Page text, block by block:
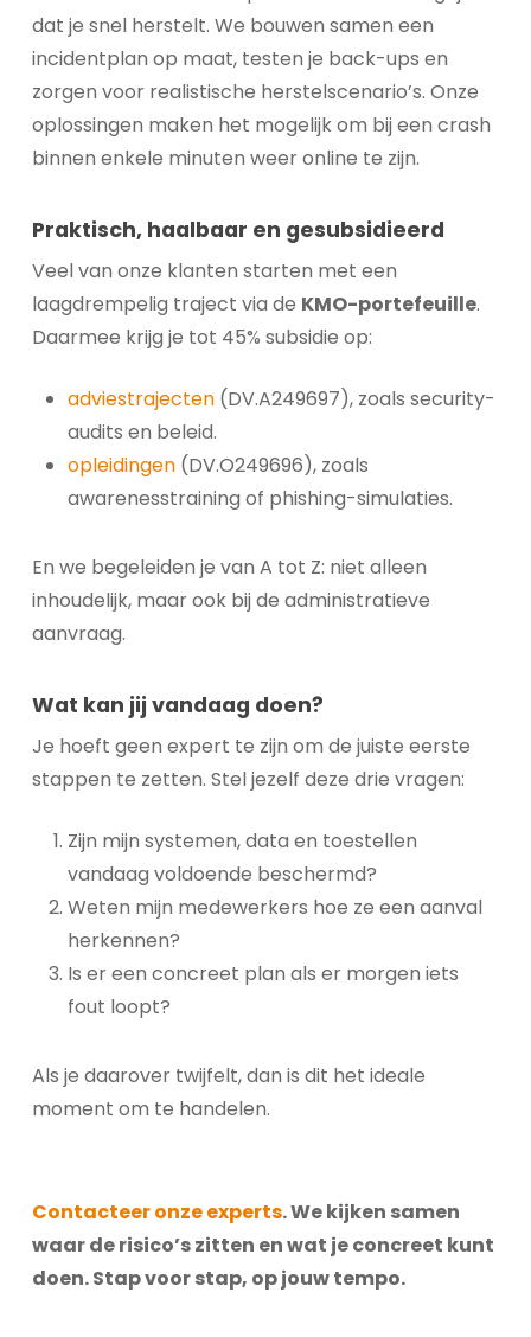
dat je snel herstelt. We bouwen samen een
incidentplan op maat, testen je back-ups en
zorgen voor realistische herstelscenario’s. Onze
oplossingen maken het mogelijk om bij een crash
binnen enkele minuten weer online te zijn.
Praktisch, haalbaar en gesubsidieerd
Veel van onze klanten starten met een
laagdrempelig traject via de KMO-portefeuille.
Daarmee krijg je tot 45% subsidie op:
adviestrajecten (DV.A249697), zoals security-
audits en beleid.
opleidingen(DV.O249696), zoals
awarenesstraining of phishing-simulaties.
En we begeleiden je van A tot Z: niet alleen
inhoudelijk, maar ook bij de administratieve
aanvraag.
Wat kan jij vandaag doen?
Je hoeft geen expert te zijn om de juiste eerste
stappen te zetten. Stel jezelf deze drie vragen:
Zijn mijn systemen, data en toestellen
vandaag voldoende beschermd?
Weten mijn medewerkers hoe ze een aanval
herkennen?
Is er een concreet plan als er morgen iets
fout loopt?
Als je daarover twijfelt, dan is dit het ideale
moment om te handelen.
Contacteer onze experts. We kijken samen
waar de risico’s zitten en wat je concreet kunt
doen. Stap voor stap, op jouw tempo.